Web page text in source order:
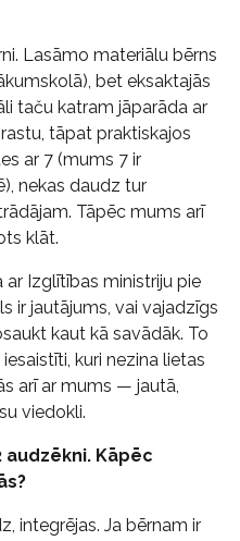
Lasāmo materiālu bērns
bet eksaktajās
taču katram jāparāda ar
tāpat praktiskajos
ar 7 (mums 7 ir
nekas daudz tur
Tāpēc mums arī
klāt.
Izglītības ministriju pie
ir jautājums, vai vajadzīgs
kaut kā savādāk. To
kuri nezina lietas
arī ar mums — jautā,
viedokli.
audzēkni. Kāpēc
integrējas. Ja bērnam ir